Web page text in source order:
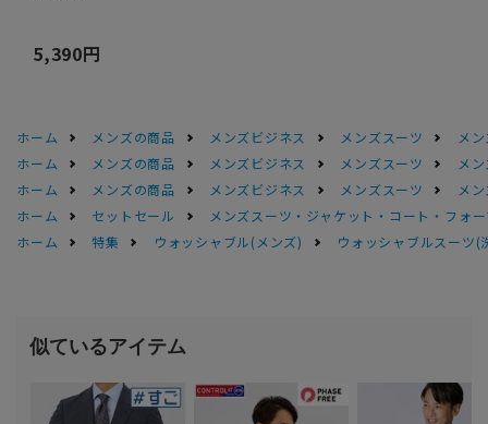
5,390円
ホーム メンズの商品 メンズビジネス メンズスーツ
メ
ホーム
メンズの商品 メンズビジネス メンズスーツ
メ
ホーム
メンズの商品 メンズビジネス メンズスーツ
メ
ホーム
セットセール
メンズスーツ・ジャケット・コート・フォ
ホーム
特集 ウォッシャブル(メンズ) ウォッシャブルスーツ(